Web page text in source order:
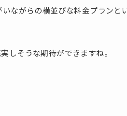
ながらの横並びな料金プランと
しそうな期待ができますね。